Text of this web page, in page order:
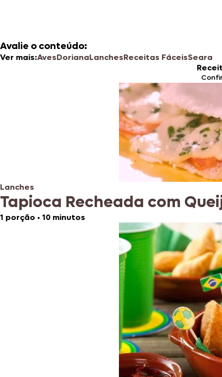
Avalie o conteúdo:
Ver mais:AvesDorianaLanchesReceitas FáceisSeara
Lanches
Tapioca Recheada com
1 porção • 10 minutos